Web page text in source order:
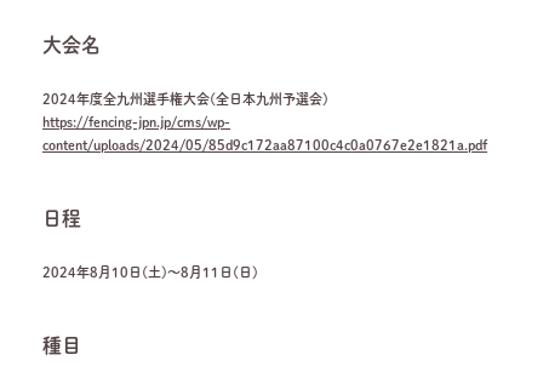
大会名
2024年度全九州選手権大会(全日本九州予選会)
https://fencing-jpn.jp/cms/wp-
content/uploads/2024/05/85d9c172aa87100c4c0a0767e2e1821a.pdf
日程
2024年8月10日(土)～8月11日(日)
種目